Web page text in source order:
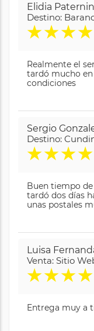
Elidia
Destino:
★★★★
Realmente el
tardó mucho
condiciones
Sergio
Destino:
★★★★
Buen tiempo
tardó dos días
unas postales
Luisa
Venta: Sitio
★★★★
Entrega muy a